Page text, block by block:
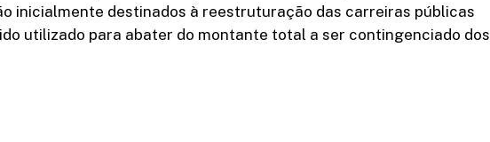
inicialmente destinados à reestruturação das carreiras públicas
utilizado para abater do montante total a ser contingenciado dos